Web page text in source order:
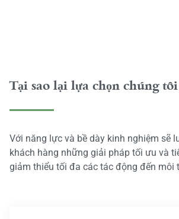
Tại sao lại lựa chọn chúng tôi
Với năng lực và bề dày kinh nghiệm sẽ
khách hàng những giải pháp tối ưu và
giảm thiểu tối đa các tác động đến môi